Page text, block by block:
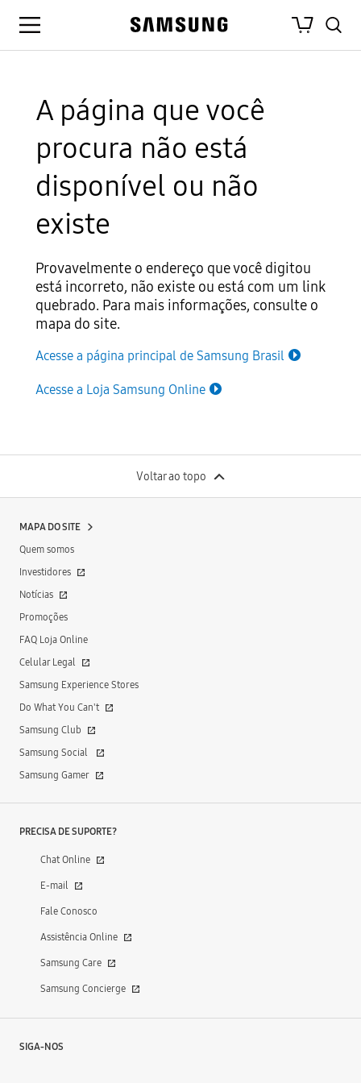
para
para
Samsung
Open
the
Menu
Abrir Abrir
A página que você
procura não está
disponível ou não
existe
Provavelmente o endereço que você digitou
está incorreto, não existe ou está com um link
quebrado. Para mais informações, consulte o
mapa do site.
Acesse a página principal de Samsung Brasil
Acesse a Loja Samsung Online
Voltar ao topo
MAPA DO SITE
Quem somos
Investidores
Notícias
Promoções
FAQ Loja Online
Celular Legal
Samsung Experience Stores
Do What You Can't
Samsung Club
Samsung Social
Samsung Gamer
PRECISA DE SUPORTE?
Chat Online
E-mail
Fale Conosco
Assistência Online
Samsung Care
Samsung Concierge
SIGA-NOS